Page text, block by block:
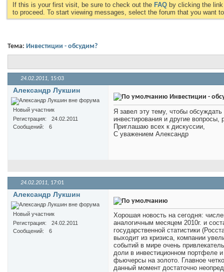
If this is your first visit, be sure to check out the FAQ by clicking the
to proceed. To start viewing messages, select the forum that you want
Тема: Инвестиции - обсудим?
24.02.2011, 15:03
Александр Лукшин
Новый участник
Регистрация
24.02.2011
Сообщений
6
Инвестиции -
Я завел эту тему, чтобы
инвестирования и другие
Приглашаю всех к дискуссии,
С уважением Александр
24.02.2011, 17:01
Александр Лукшин
Новый участник
Регистрация
24.02.2011
Сообщений
6
Хорошая новость на сегодня:
аналогичным месяцем 2010г. и
государственной статистики
выходит из кризиса, компании
событий в мире очень
доли в инвестиционном портфеле
фьючерсы на золото. Главное
данный момент достаточно